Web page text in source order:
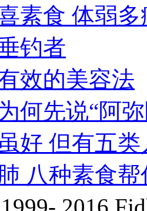
素食 体弱
钓者
效的美容法
何先说“阿
好 但有五
八种素食帮